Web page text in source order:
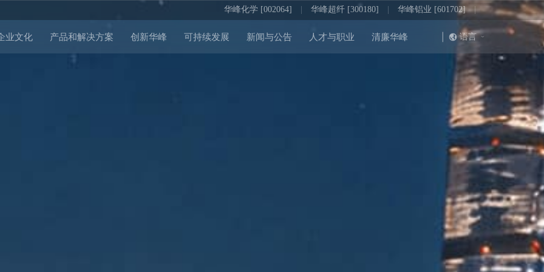
华峰化学 [002064] 华峰超纤 [300180] 华峰铝业 [601702] |
业文化 产品和解决方案 创新华峰 可持续发展 新闻与公告 人才与职业 清廉华峰 语言